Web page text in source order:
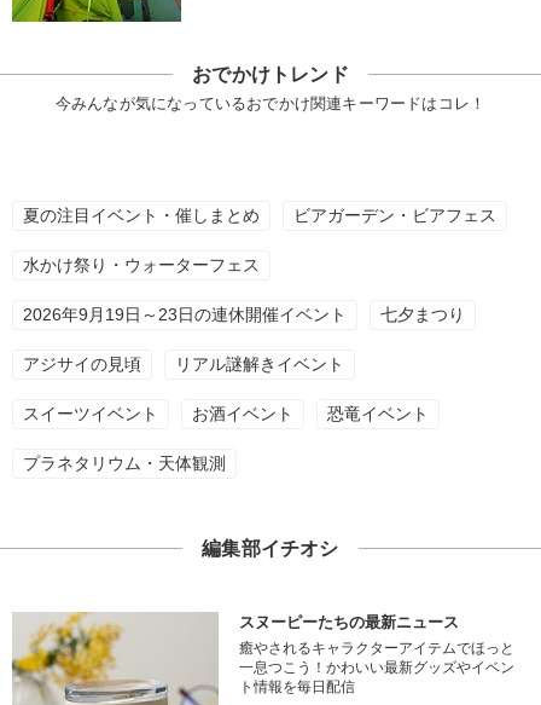
おでかけトレンド
今みんなが気になっているおでかけ関連キーワードはコレ！
夏の注目イベント・催しまとめ ビアガーデン・ビアフェス
水かけ祭り・ウォーターフェス
2026年9月19日～23日の連休開催イベント 七夕まつり
アジサイの見頃 リアル謎解きイベント
スイーツイベント お酒イベント 恐竜イベント
プラネタリウム・天体観測
編集部イチオシ
スヌーピーたちの最新ニュース
癒やされるキャラクターアイテムでほっと
一息つこう！かわいい最新グッズやイベン
ト情報を毎日配信